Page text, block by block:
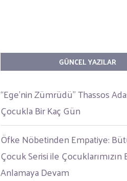
GÜNCEL YAZILAR
“Ege’nin Zümrüdü” Thassos
Çocukla Bir Kaç Gün
Öfke Nöbetinden Empatiye:
Çocuk Serisi ile Çocuklarımızın
Anlamaya Devam